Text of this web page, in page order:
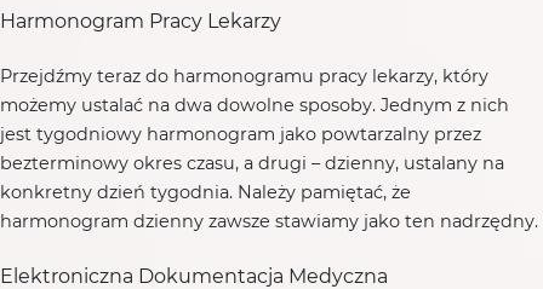
Harmonogram Pracy Lekarzy
Przejdźmy teraz do harmonogramu pracy lekarzy, który
możemy ustalać na dwa dowolne sposoby. Jednym z nich
jest tygodniowy harmonogram jako powtarzalny przez
bezterminowy okres czasu, a drugi – dzienny, ustalany na
konkretny dzień tygodnia. Należy pamiętać, że
harmonogram dzienny zawsze stawiamy jako ten nadrzędny.
Elektroniczna Dokumentacja Medyczna